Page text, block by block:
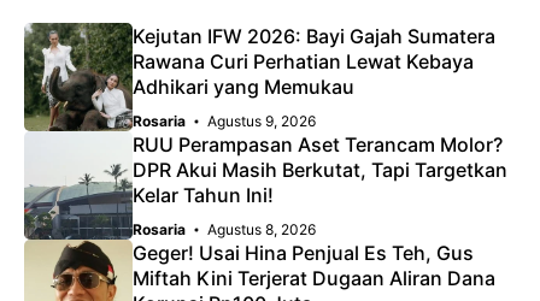
Kejutan IFW 2026: Bayi Gajah Sumatera
Rawana Curi Perhatian Lewat Kebaya
Adhikari yang Memukau
Rosaria Agustus 9, 2026
RUU Perampasan Aset Terancam Molor?
DPR Akui Masih Berkutat, Tapi Targetkan
Kelar Tahun Ini!
Rosaria Agustus 8, 2026
Geger! Usai Hina Penjual Es Teh, Gus
Miftah Kini Terjerat Dugaan Aliran Dana